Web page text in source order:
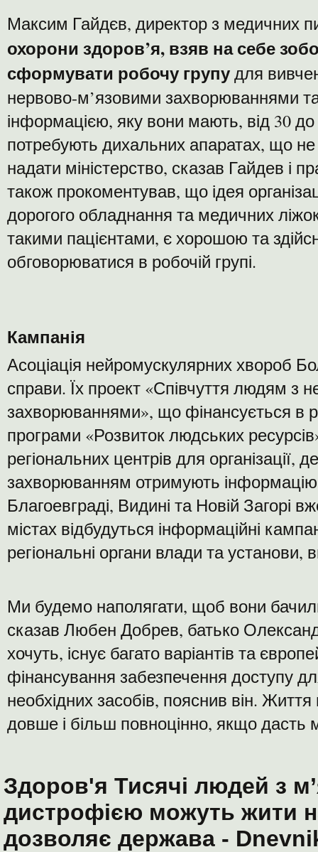
Максим Гайдєв, директор з медичних
охорони здоров’я, взяв на себе
сформувати робочу групудля
нервово-м’язовими захворюваннями
інформацією, яку вони мають, від 30 до
потребують дихальних апаратах, що
надати міністерство, сказав Гайдев і
також прокоментував, що ідея
дорогого обладнання та медичних
такими пацієнтами, є хорошою та
обговорюватися в робочій групі.
Кампанія
Асоціація нейромускулярних хвороб
справи. Їх проект «Співчуття людям з
захворюваннями», що фінансується в
програми «Розвиток людських
регіональних центрів для організації,
захворюванням отримують
Благоевграді, Видині та Новій Загорі
містах відбудуться інформаційні
регіональні органи влади та установи,
Ми будемо наполягати, щоб вони
сказав Любен Добрев, батько
хочуть, існує багато варіантів та
фінансування забезпечення доступу
необхідних засобів, пояснив він.
довше і більш повноцінно, якщо дасть
Здоров'я Тисячі людей з
дистрофією можуть жити
дозволяє держава -